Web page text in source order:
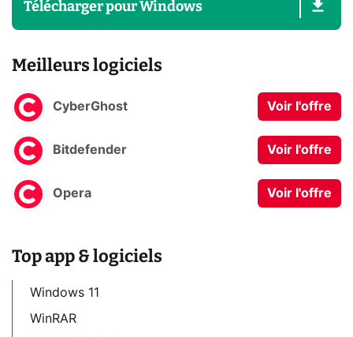
TéléchargerpourWindows
Meilleurs logiciels
CyberGhost Voir l'offre
Bitdefender Voir l'offre
Opera Voir l'offre
Top app & logiciels
Windows 11
WinRAR